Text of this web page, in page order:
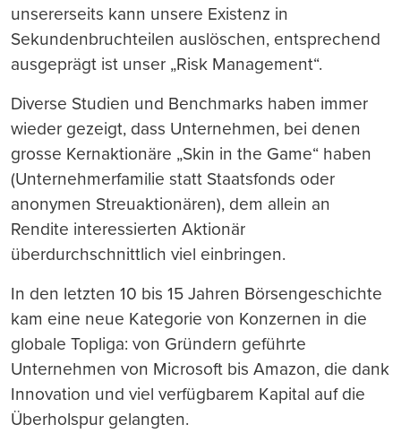
unsererseits kann unsere Existenz in
Sekundenbruchteilen auslöschen, entsprechend
ausgeprägt ist unser „Risk Management“.
Diverse Studien und Benchmarks haben immer
wieder gezeigt, dass Unternehmen, bei denen
grosse Kernaktionäre „Skin in the Game“ haben
(Unternehmerfamilie statt Staatsfonds oder
anonymen Streuaktionären), dem allein an
Rendite interessierten Aktionär
überdurchschnittlich viel einbringen.
In den letzten 10 bis 15 Jahren Börsengeschichte
kam eine neue Kategorie von Konzernen in die
globale Topliga: von Gründern geführte
Unternehmen von Microsoft bis Amazon, die dank
Innovation und viel verfügbarem Kapital auf die
Überholspur gelangten.